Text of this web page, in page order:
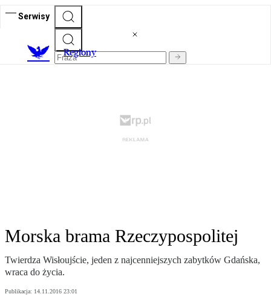
Serwisy
Regiony
Morska brama Rzeczypospolitej
Twierdza Wisłoujście, jeden z najcenniejszych zabytków Gdańska,
wraca do życia.
Publikacja: 14.11.2016 23:01